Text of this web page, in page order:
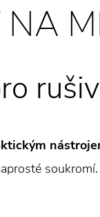
NA
soukromí.